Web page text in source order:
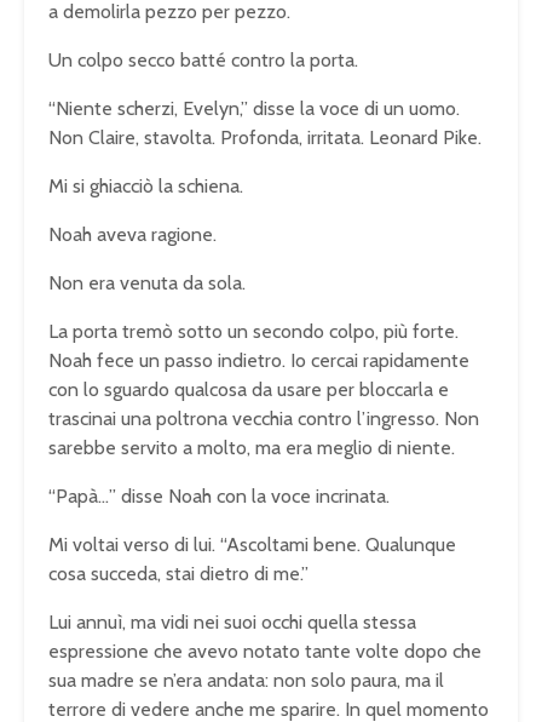
a demolirla pezzo per pezzo.
Un colpo secco batté contro la porta.
“Niente scherzi, Evelyn,” disse la voce di un uomo.
Non Claire, stavolta. Profonda, irritata. Leonard Pike.
Mi si ghiacciò la schiena.
Noah aveva ragione.
Non era venuta da sola.
La porta tremò sotto un secondo colpo, più forte.
Noah fece un passo indietro. Io cercai rapidamente
con lo sguardo qualcosa da usare per bloccarla e
trascinai una poltrona vecchia contro l’ingresso. Non
sarebbe servito a molto, ma era meglio di niente.
“Papà…” disse Noah con la voce incrinata.
Mi voltai verso di lui. “Ascoltami bene. Qualunque
cosa succeda, stai dietro di me.”
Lui annuì, ma vidi nei suoi occhi quella stessa
espressione che avevo notato tante volte dopo che
sua madre se n’era andata: non solo paura, ma il
terrore di vedere anche me sparire. In quel momento